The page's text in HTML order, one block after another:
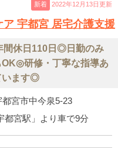
新着 2022年12月13日更新
ア 宇都宮 居宅介護支援
間休日110日◎日勤のみ
研修・丁寧な指導あ
います◎
宮市中今泉5-23
都宮駅」より車で9分